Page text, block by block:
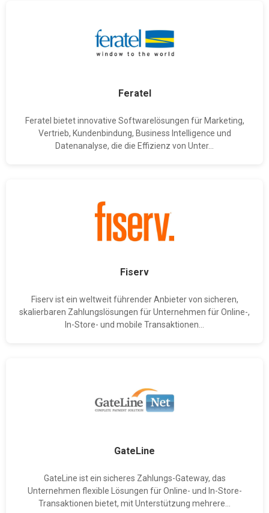
Feratel
Feratel bietet innovative Softwarelösungen für Marketing,
Vertrieb, Kundenbindung, Business Intelligence und
Datenanalyse, die die Effizienz von Unter...
Fiserv
Fiserv ist ein weltweit führender Anbieter von sicheren,
skalierbaren Zahlungslösungen für Unternehmen für Online-,
In-Store- und mobile Transaktionen...
GateLine
GateLine ist ein sicheres Zahlungs-Gateway, das
Unternehmen flexible Lösungen für Online- und In-Store-
Transaktionen bietet, mit Unterstützung mehrere...